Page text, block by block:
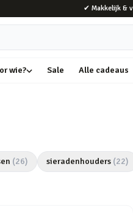
✔ Makkelijk &
wie? Sale Alle cadeaus
(26) sieradenhouders (22)